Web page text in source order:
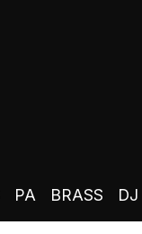
PA BRASS DJ